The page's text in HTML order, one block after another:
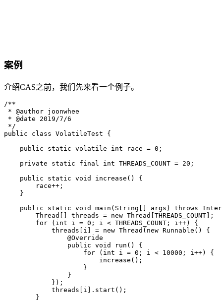
案例
介绍CAS之前，我们先来看一个例子。
/**
* @author joonwhee
* @date 2019/7/6
*/
public class VolatileTest {
    public static volatile int race = 0;
    private static final int THREADS_COUNT = 20;
    public static void increase() {
        race++;
    }
public static void main(String[] args) throws
        Thread[] threads = new Thread[THREADS_COUNT];
        for (int i = 0; i < THREADS_COUNT; i++) {
            threads[i] = new Thread(new Runnable() {
                @Override
                public void run() {
                    for (int i = 0; i < 10000; i++) {
                        increase();
                    }
                }
            });
            threads[i].start();
        }